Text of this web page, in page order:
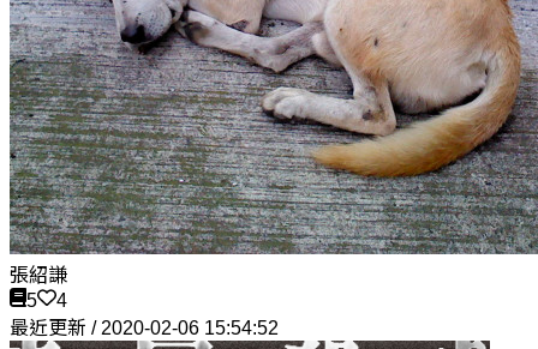
張紹謙
5
4
最近更新 / 2020-02-06 15:54:52